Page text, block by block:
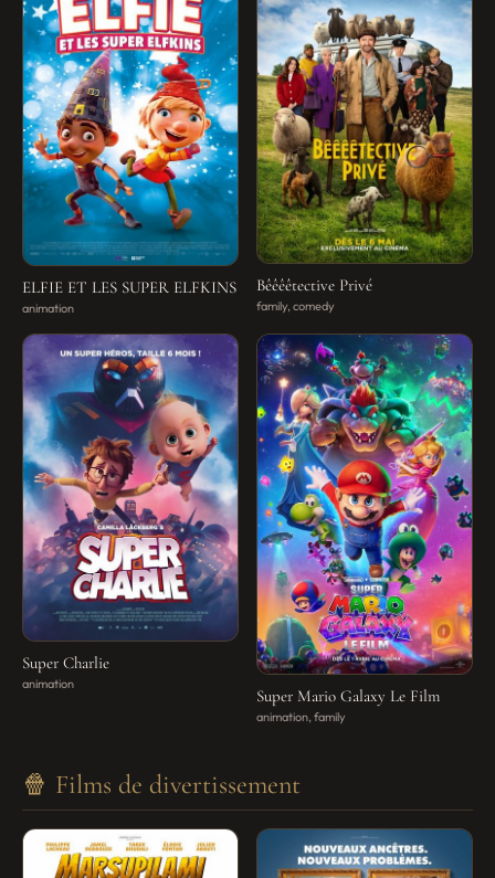
ELFIE ET LES SUPER ELFKINS
animation
Bêêêêtective Privé
family, comedy
Super Charlie
animation
Super Mario Galaxy Le Film
animation, family
🍿 Films de divertissement